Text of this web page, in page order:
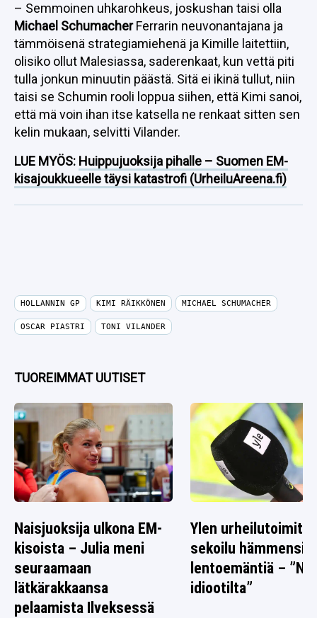
– Semmoinen uhkarohkeus, joskushan taisi olla
Michael SchumacherFerrarin neuvonantajana ja
tämmöisenä strategiamiehenä ja Kimille laitettiin,
olisiko ollut Malesiassa, saderenkaat, kun vettä piti
tulla jonkun minuutin päästä. Sitä ei ikinä tullut, niin
taisi se Schumin rooli loppua siihen, että Kimi sanoi,
että mä voin ihan itse katsella ne renkaat sitten sen
kelin mukaan, selvitti Vilander.
LUE MYÖS: Huippujuoksija pihalle – Suomen EM-
kisajoukkueelle täysi katastrofi (UrheiluAreena.fi)
HOLLANNIN GP KIMI RÄIKKÖNEN MICHAEL SCHUMACHER
OSCAR PIASTRI TONI VILANDER
TUOREIMMAT UUTISET
Naisjuoksija ulkona EM-
kisoista – Julia meni
seuraamaan
lätkärakkaansa
pelaamista Ilveksessä
Ylen
sekoilu hämmensi
lentoemäntiä –
idiootilta”